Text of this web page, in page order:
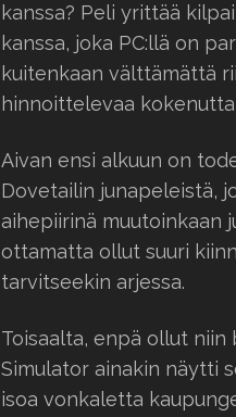
kanssa? Peli yrittää
kanssa, joka PC:llä on
kuitenkaan välttämättä
hinnoittelevaa
Aivan ensi alkuun on
Dovetailin junapeleistä,
aihepiirinä muutoinkaan
ottamatta ollut suuri
tarvitseekin arjessa.
Toisaalta, enpä ollut niin
Simulator ainakin näytti
isoa vonkaletta